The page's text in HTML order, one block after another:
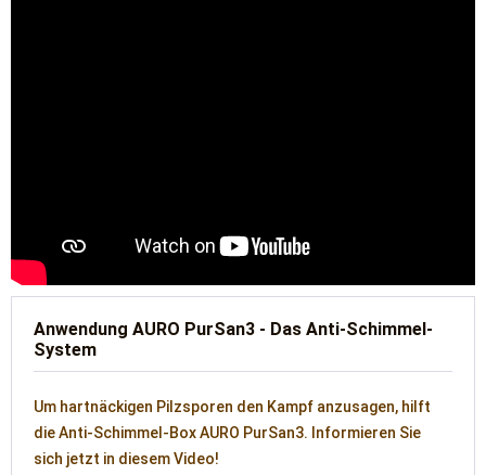
Anwendung AURO PurSan3 - Das Anti-Schimmel-
System
Um hartnäckigen Pilzsporen den Kampf anzusagen, hilft
die Anti-Schimmel-Box AURO PurSan3. Informieren Sie
sich jetzt in diesem Video!